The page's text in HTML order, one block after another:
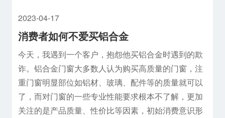
2023-04-17
消费者如何不爱买铝合金
今天，我遇到一个客户，抱怨他买铝合金时遇到的欺
诈。铝合金门窗大多数人认为购买高质量的门窗，注
重门窗明显部位如铝材、玻璃、配件等的质量就可以
了，而对门窗的一些专业性能要求根本不了解，更加
关注的是产品质量、性价比等因素，初始消费意识形